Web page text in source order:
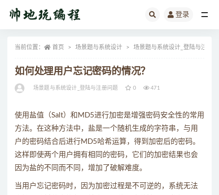
登录
当前位置： 首页 场景题与系统设计 场景题与系统设计_登陆与注册
如何处理用户忘记密码的情况？
场景题与系统设计_登陆与注册问题 0 471
使用盐值（Salt）和MD5进行加密是增强密码安全性的常用
方法。在这种方法中，盐是一个随机生成的字符串，与用
户的密码结合后进行MD5哈希运算，得到加密后的密码。
这样即使两个用户拥有相同的密码，它们的加密结果也会
因为盐的不同而不同，增加了破解难度。
当用户忘记密码时，因为加密过程是不可逆的，系统无法